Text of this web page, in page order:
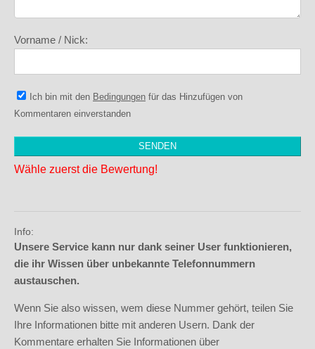
Vorname / Nick:
Ich bin mit den Bedingungen für das Hinzufügen von
Kommentaren einverstanden
Wähle zuerst die Bewertung!
Info:
Unsere Service kann nur dank seiner User funktionieren,
die ihr Wissen über unbekannte Telefonnummern
austauschen.
Wenn Sie also wissen, wem diese Nummer gehört, teilen Sie
Ihre Informationen bitte mit anderen Usern. Dank der
Kommentare erhalten Sie Informationen über